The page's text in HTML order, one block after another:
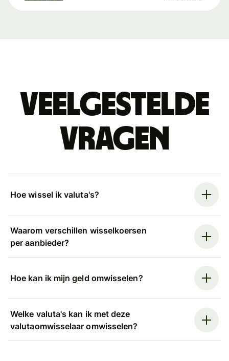
Veelgestelde
vragen
Hoe wissel ik valuta's?
Waarom verschillen wisselkoersen
per aanbieder?
Hoe kan ik mijn geld omwisselen?
Welke valuta's kan ik met deze
valutaomwisselaar omwisselen?